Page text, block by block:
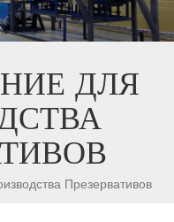
ДЛЯ
Презервативов